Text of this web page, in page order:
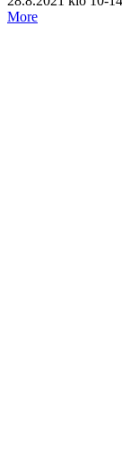
More